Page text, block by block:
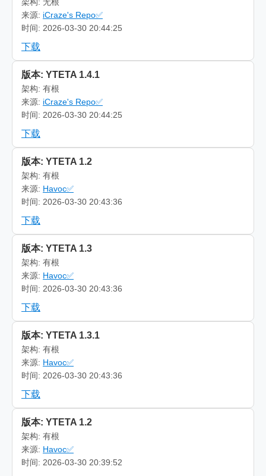
来源: iCraze's Repo✅
时间: 2026-03-30 20:44:25
下载
版本: YTETA 1.4.1
架构: 有根
来源: iCraze's Repo✅
时间: 2026-03-30 20:44:25
下载
版本: YTETA 1.2
架构: 有根
来源: Havoc✅
时间: 2026-03-30 20:43:36
下载
版本: YTETA 1.3
架构: 有根
来源: Havoc✅
时间: 2026-03-30 20:43:36
下载
版本: YTETA 1.3.1
架构: 有根
来源: Havoc✅
时间: 2026-03-30 20:43:36
下载
版本: YTETA 1.2
架构: 有根
来源: Havoc✅
时间: 2026-03-30 20:39:52